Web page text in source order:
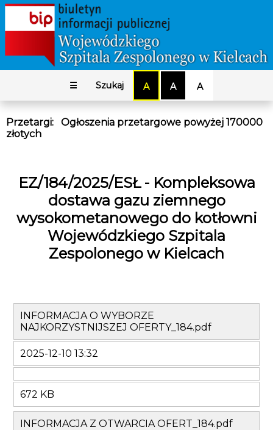
☰ Szukaj A A A
Przetargi: Ogłoszenia przetargowe powyżej 170000
złotych
EZ/184/2025/ESŁ - Kompleksowa
dostawa gazu ziemnego
wysokometanowego do kotłowni
Wojewódzkiego Szpitala
Zespolonego w Kielcach
INFORMACJA O WYBORZE
NAJKORZYSTNIJSZEJ OFERTY_184.pdf
2025-12-10 13:32
672 KB
INFORMACJA Z OTWARCIA OFERT_184.pdf